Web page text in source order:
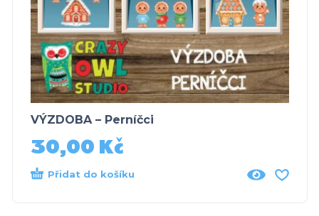
VÝZDOBA – Perníčci
30,00 Kč
Přidat do košíku